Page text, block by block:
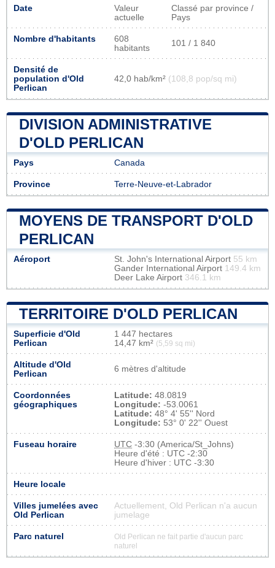
Date
Valeur
actuelle
Classé par province /
Pays
Nombre d'habitants
608
habitants
101 / 1 840
Densité de
population d'Old
Perlican
42,0 hab/km² (108,8 pop/sq mi)
DIVISION ADMINISTRATIVE
D'OLD PERLICAN
Pays Canada
Province Terre-Neuve-et-Labrador
MOYENS DE TRANSPORT D'OLD
PERLICAN
Aéroport St. John's International Airport 55 km
Gander International Airport 149.4 km
Deer Lake Airport 346.1 km
TERRITOIRE D'OLD PERLICAN
Superficie d'Old
Perlican
1 447 hectares
14,47 km² (5,59 sq mi)
Altitude d'Old
Perlican
6 mètres d'altitude
Coordonnées
géographiques
Latitude: 48.0819
Longitude: -53.0061
Latitude: 48° 4' 55'' Nord
Longitude: 53° 0' 22'' Ouest
Fuseau horaire UTC -3:30 (America/St_Johns)
Heure d'été : UTC -2:30
Heure d'hiver : UTC -3:30
Heure locale
Villes jumelées avec
Old Perlican
Actuellement, Old Perlican n'a aucun
jumelage
Parc naturel
Old Perlican ne fait partie d'aucun parc
naturel